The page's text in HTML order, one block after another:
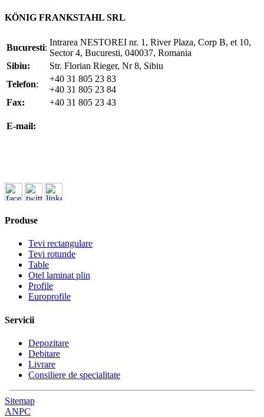
KÖNIG FRANKSTAHL SRL
Bucuresti:
Intrarea NESTOREI nr. 1, River Plaza, Corp B, et 10,
Sector 4, Bucuresti, 040037, Romania
Sibiu:
Str. Florian Rieger, Nr 8, Sibiu
Telefon:
+40 31 805 23 83
+40 31 805 23 84
Fax:
+40 31 805 23 43
E-mail:
Produse
Tevi rectangulare
Tevi rotunde
Table
Otel laminat plin
Profile
Europrofile
Servicii
Depozitare
Debitare
Livrare
Consiliere de specialitate
Sitemap
ANPC